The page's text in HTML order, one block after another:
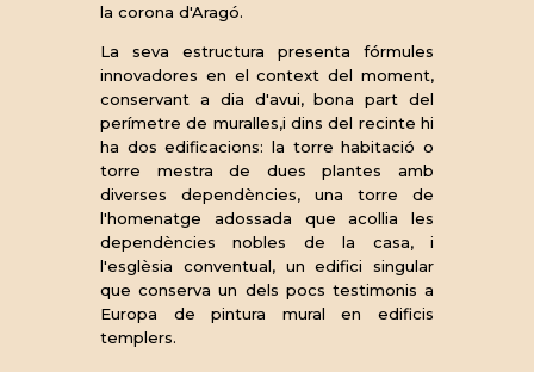
la corona d'Aragó.
La seva estructura presenta fórmules
innovadores en el context del moment,
conservant a dia d'avui, bona part del
perímetre de muralles,i dins del recinte hi
ha dos edificacions: la torre habitació o
torre mestra de dues plantes amb
diverses dependències, una torre de
l'homenatge adossada que acollia les
dependències nobles de la casa, i
l'esglèsia conventual, un edifici singular
que conserva un dels pocs testimonis a
Europa de pintura mural en edificis
templers.